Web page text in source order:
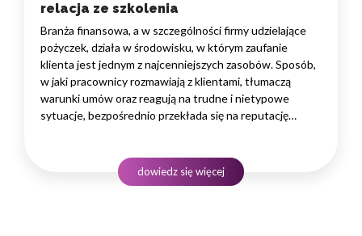
relacja ze szkolenia
Branża finansowa, a w szczególności firmy udzielające
pożyczek, działa w środowisku, w którym zaufanie
klienta jest jednym z najcenniejszych zasobów. Sposób,
w jaki pracownicy rozmawiają z klientami, tłumaczą
warunki umów oraz reagują na trudne i nietypowe
sytuacje, bezpośrednio przekłada się na reputację
produktowej, lecz także rozwiniętych kompetencji
komunikacyjnych, empatii…
dowiedz się więcej